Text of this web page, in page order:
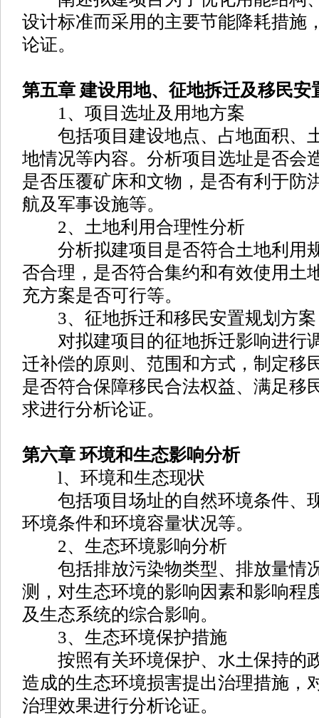
设计标准而采用的主要节能降耗措施
论证。
第五章 建设用地、征地拆迁及移民安
1、项目选址及用地方案
包括项目建设地点、占地面积、
地情况等内容。分析项目选址是否会
是否压覆矿床和文物，是否有利于防
航及军事设施等。
2、土地利用合理性分析
分析拟建项目是否符合土地利用
否合理，是否符合集约和有效使用土
充方案是否可行等。
3、征地拆迁和移民安置规划方案
对拟建项目的征地拆迁影响进行
迁补偿的原则、范围和方式，制定移
是否符合保障移民合法权益、满足移
求进行分析论证。
第六章 环境和生态影响分析
l、环境和生态现状
包括项目场址的自然环境条件、
环境条件和环境容量状况等。
2、生态环境影响分析
包括排放污染物类型、排放量情
测，对生态环境的影响因素和影响程
及生态系统的综合影响。
3、生态环境保护措施
按照有关环境保护、水土保持的
造成的生态环境损害提出治理措施，
治理效果进行分析论证。